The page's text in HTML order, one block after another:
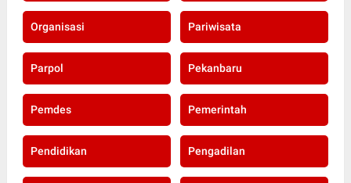
Organisasi Pariwisata
Parpol Pekanbaru
Pemdes Pemerintah
Pendidikan Pengadilan